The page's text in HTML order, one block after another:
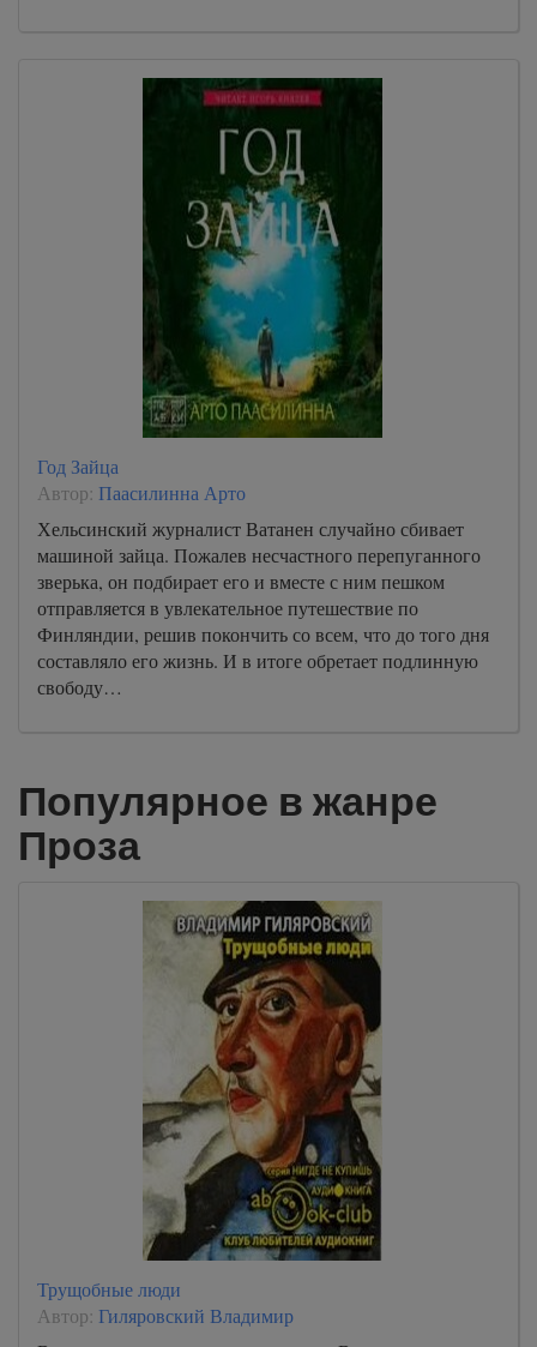
Год Зайца
Автор: Паасилинна Арто
Хельсинский журналист Ватанен случайно сбивает
машиной зайца. Пожалев несчастного перепуганного
зверька, он подбирает его и вместе с ним пешком
отправляется в увлекательное путешествие по
Финляндии, решив покончить со всем, что до того дня
составляло его жизнь. И в итоге обретает подлинную
свободу…
Популярное в жанре
Проза
Трущобные люди
Автор: Гиляровский Владимир